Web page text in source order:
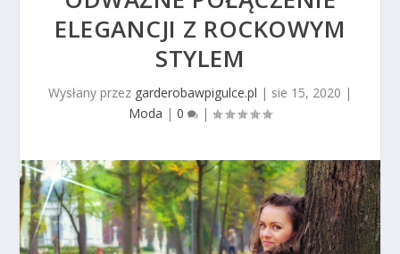
ELEGANCJI Z ROCKOWYM
STYLEM
Wysłany przez garderobawpigulce.pl | sie 15, 2020 |
Moda | 0 |